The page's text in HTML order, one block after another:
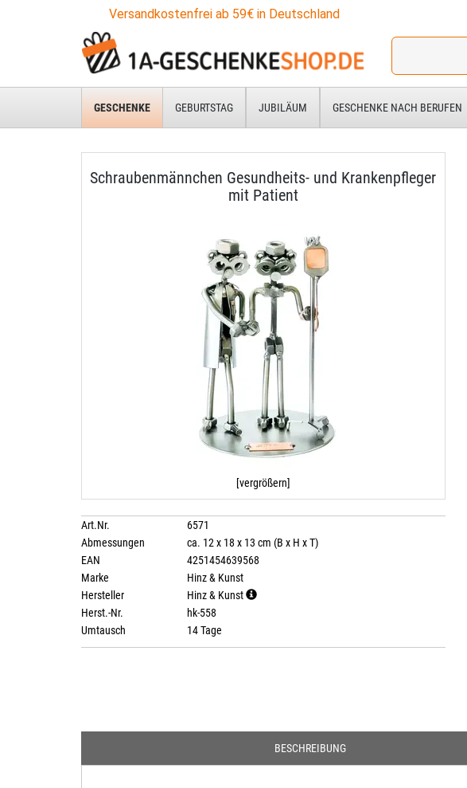
Versandkostenfrei ab 59€ in Deutschland
Ich
für:
GESCHENKE GEBURTSTAG JUBILÄUM GESCHENKE NACH BERUFEN
Schraubenmännchen Gesundheits- und Krankenpfleger
mit Patient
[vergrößern]
Art.Nr.
6571
Abmessungen
ca. 12 x 18 x 13 cm (B x H x T)
EAN
4251454639568
Marke
Hinz & Kunst
Hersteller
Hinz & Kunst
Herst.-Nr.
hk-558
Umtausch
14 Tage
BESCHREIBUNG